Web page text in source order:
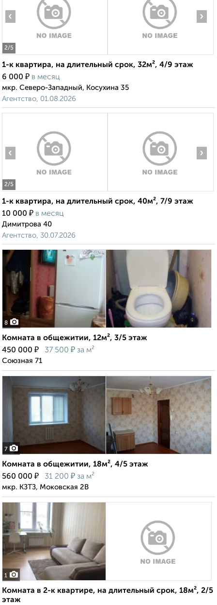
2/5
‹ ›
1-к квартира, на длительный срок, 32м², 4/9 этаж
6 000 ₽ в месяц
мкр. Северо-Западный, Косухина 35
Агентство, 01.08.2026
2/5
‹ ›
1-к квартира, на длительный срок, 40м², 7/9 этаж
10 000 ₽ в месяц
Димитрова 40
Агентство, 30.07.2026
8
Комната в общежитии, 12м², 3/5 этаж
450 000 ₽ 37 500 ₽ за м²
Союзная 71
7
Комната в общежитии, 18м², 4/5 этаж
560 000 ₽ 31 200 ₽ за м²
мкр. КЗТЗ, Моковская 2В
1
Комната в 2-к квартире, на длительный срок, 18м², 2/5
этаж